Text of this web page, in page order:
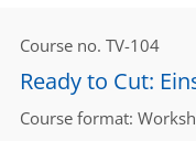
Course no. TV-104
Ready to Cut:
Course format